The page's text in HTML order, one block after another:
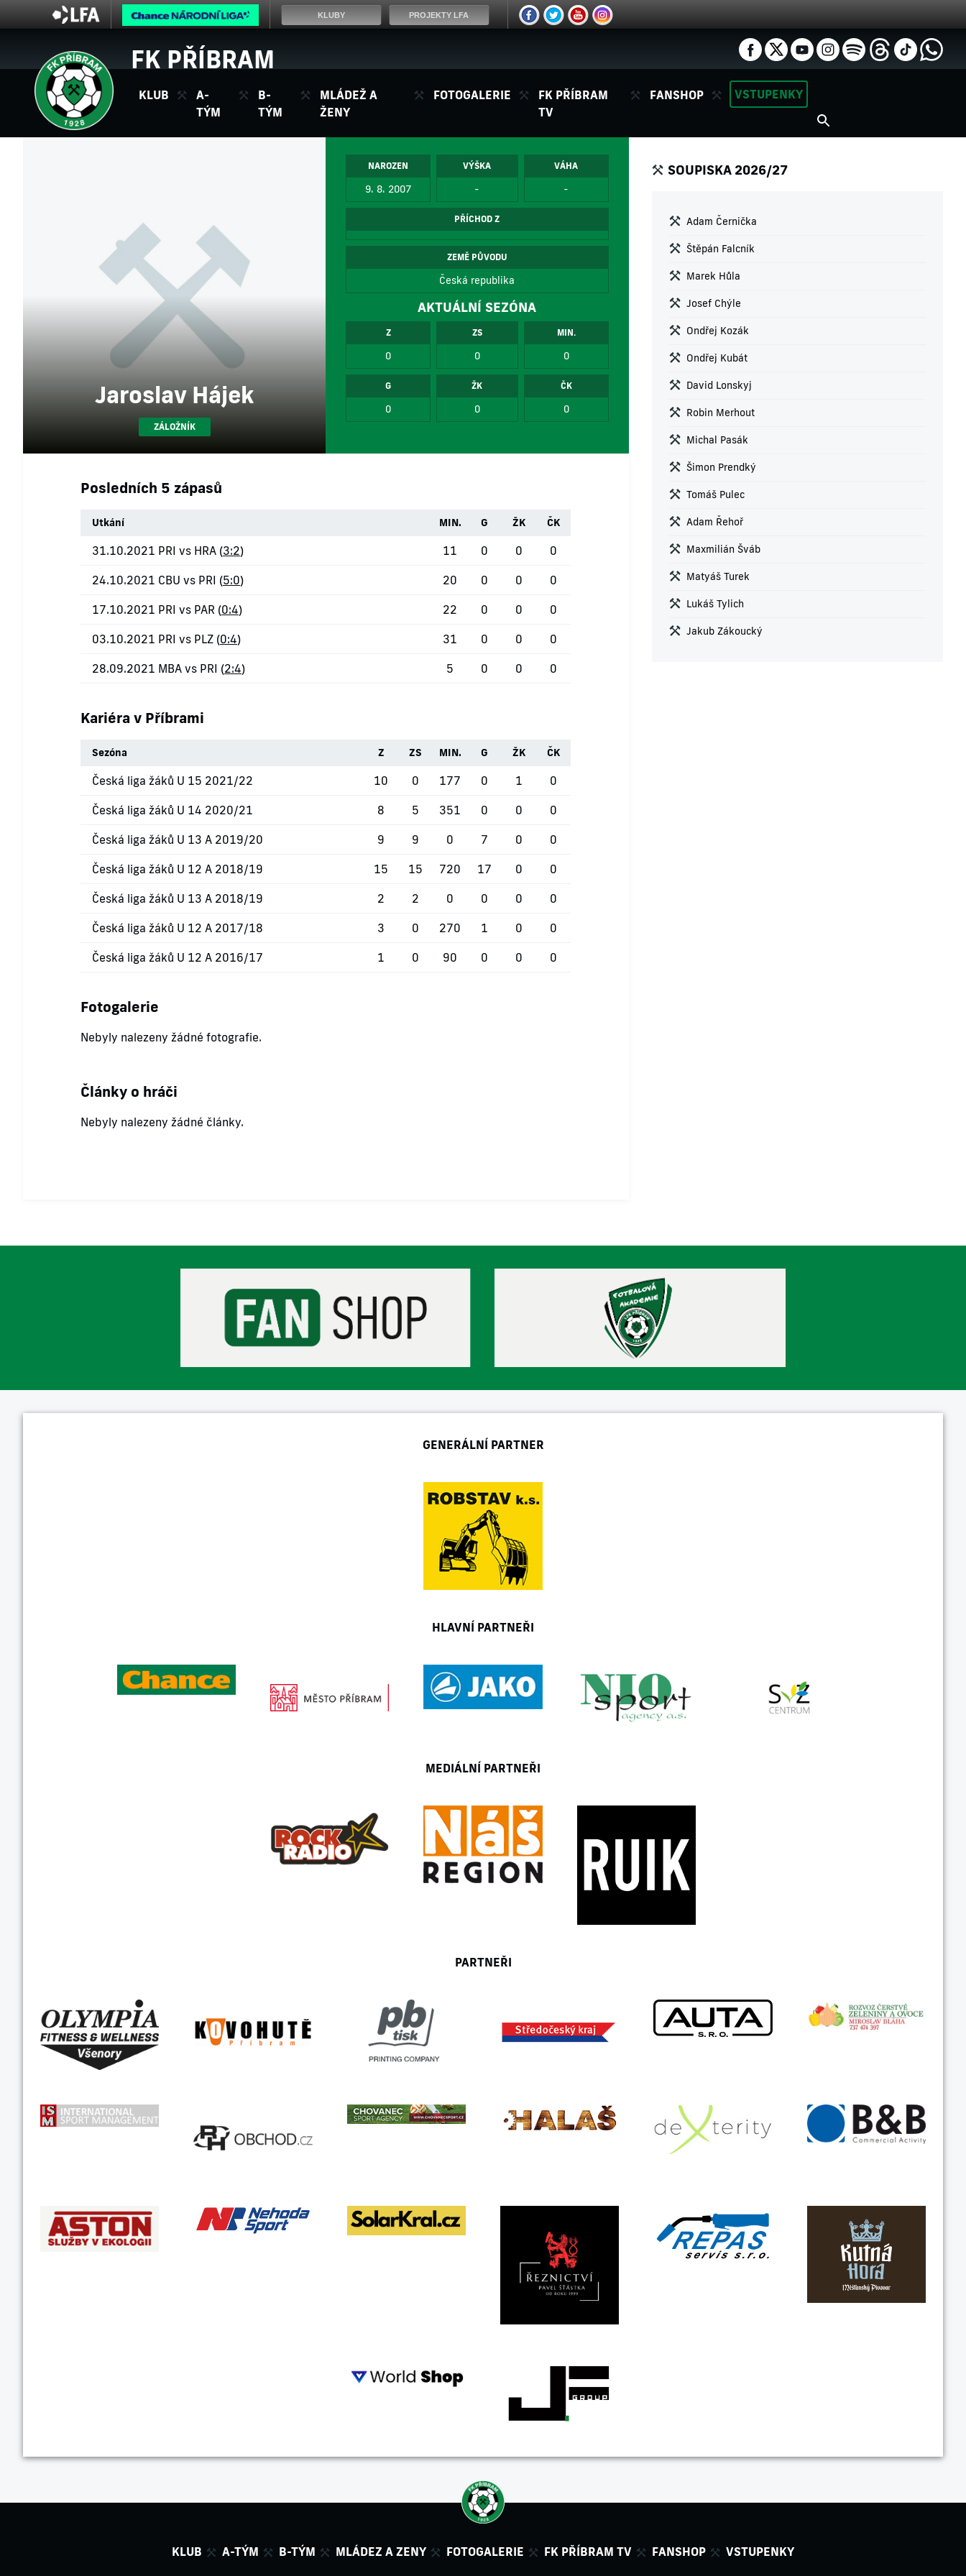
FK PŘÍBRAM
KLUB
A-
TÝM
B-
TÝM
MLÁDEŽ A
ŽENY
FOTOGALERIE
FK PŘÍBRAM
TV
FANSHOP VSTUPENKY
Jaroslav Hájek
ZÁLOŽNÍK
NAROZEN
9. 8. 2007
VÝŠKA
-
VÁHA
-
PŘÍCHOD Z
ZEMĚ PŮVODU
Česká republika
AKTUÁLNÍ SEZÓNA
Z
0
ZS
0
MIN.
0
G
0
ŽK
0
ČK
0
Posledních 5 zápasů
Utkání MIN. G ŽK ČK
31.10.2021 PRI vs HRA (3:2) 11 0 0 0
24.10.2021 CBU vs PRI (5:0) 20 0 0 0
17.10.2021 PRI vs PAR (0:4) 22 0 0 0
03.10.2021 PRI vs PLZ (0:4) 31 0 0 0
28.09.2021 MBA vs PRI (2:4) 5 0 0 0
Kariéra v Příbrami
Sezóna Z ZS MIN. G ŽK ČK
Česká liga žáků U 15 2021/22 10 0 177 0 1 0
Česká liga žáků U 14 2020/21 8 5 351 0 0 0
Česká liga žáků U 13 A 2019/20 9 9 0 7 0 0
Česká liga žáků U 12 A 2018/19 15 15 720 17 0 0
Česká liga žáků U 13 A 2018/19 2 2 0 0 0 0
Česká liga žáků U 12 A 2017/18 3 0 270 1 0 0
Česká liga žáků U 12 A 2016/17 1 0 90 0 0 0
Fotogalerie
Nebyly nalezeny žádné fotografie.
Články o hráči
Nebyly nalezeny žádné články.
SOUPISKA 2026/27
Adam Černička
Štěpán Falcník
Marek Hůla
Josef Chýle
Ondřej Kozák
Ondřej Kubát
David Lonskyj
Robin Merhout
Michal Pasák
Šimon Prendký
Tomáš Pulec
Adam Řehoř
Maxmilián Šváb
Matyáš Turek
Lukáš Tylich
Jakub Zákoucký
GENERÁLNÍ PARTNER
HLAVNÍ PARTNEŘI
MEDIÁLNÍ PARTNEŘI
PARTNEŘI
KLUB A-TÝM B-TÝM MLÁDEZ A ZENY FOTOGALERIE FK PŘÍBRAM TV FANSHOP VSTUPENKY
KLUBY PROJEKTY LFA